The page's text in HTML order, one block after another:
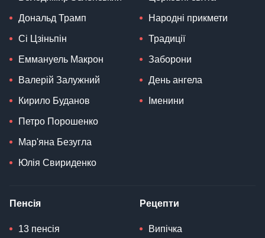
Дональд Трамп
Сі Цзіньпін
Еммануель Макрон
Валерій Залужний
Кирило Буданов
Петро Порошенко
Мар'яна Безугла
Юлія Свириденко
Народні прикмети
Традиції
Заборони
День ангела
Іменини
Пенсія
13 пенсія
Рецепти
Випічка